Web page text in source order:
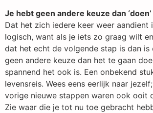
Je hebt geen andere keuze dan ‘doen’
Dat het zich iedere keer weer aandient
logisch, want als je iets zo graag wilt
dat het echt de volgende stap is dan is
geen andere keuze dan het te gaan
spannend het ook is. Een onbekend
levensreis. Wees eens eerlijk naar
vorige nieuwe stappen waren ook ooit
Zie waar die je tot nu toe gebracht